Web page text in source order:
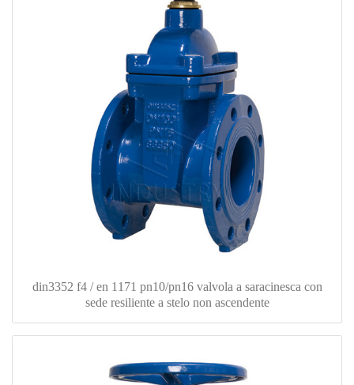
din3352 f4 / en 1171 pn10/pn16 valvola a saracinesca con
sede resiliente a stelo non ascendente